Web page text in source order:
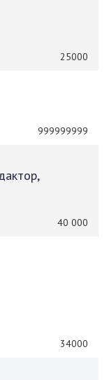
25000
999999999
40 000
34000